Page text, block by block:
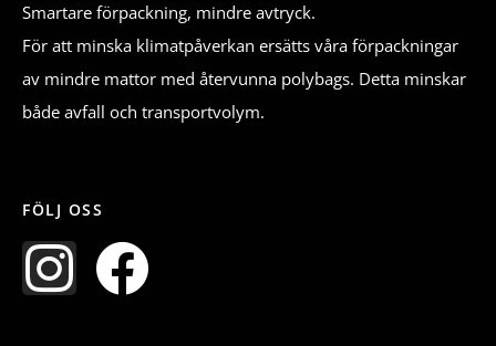
Smartare förpackning, mindre avtryck.
För att minska klimatpåverkan ersätts våra förpackningar
av mindre mattor med återvunna polybags. Detta minskar
både avfall och transportvolym.
FÖLJ OSS
I
F